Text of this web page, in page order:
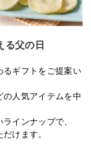
る父の日
るギフトをご提案い
人気アイテムを中
インナップで、
けます。